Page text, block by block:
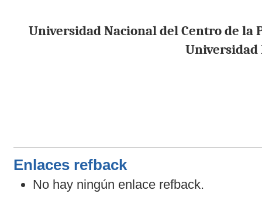
Universidad Nacional del Centro de la
Universidad
Enlaces refback
No hay ningún enlace refback.